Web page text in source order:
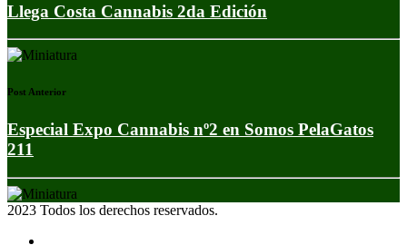
Llega Costa Cannabis 2da Edición
Post Anterior
Especial Expo Cannabis nº2 en Somos PelaGatos
211
2023 Todos los derechos reservados.